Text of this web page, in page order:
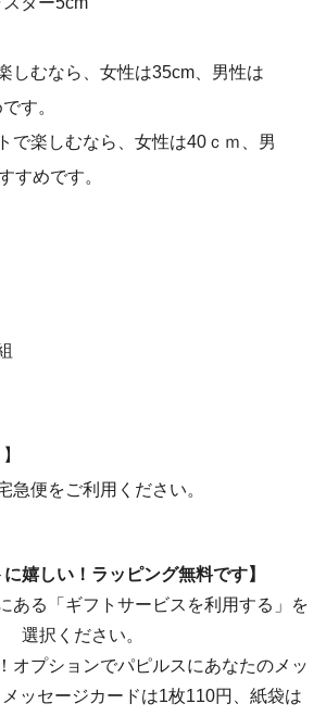
しむなら、女性は35cm、男性は
す。
で楽しむなら、女性は40ｃｍ、男
すめです。
急便をご利用ください。
に嬉しい！ラッピング無料です】
ある「ギフトサービスを利用する」を
選択ください。
オプションでパピルスにあなたのメッ
ッセージカードは1枚110円、紙袋は